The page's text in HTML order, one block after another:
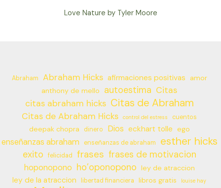
Love Nature by Tyler Moore
Abraham Abraham Hicks afirmaciones positivas
amor
anthony de mello
autoestima Citas
citas abraham hicks Citas de Abraham
Citas de Abraham Hicks control del estress cuentos
deepak chopra dinero Dios eckhart tolle ego
enseñanzas abraham enseñanzas de abraham esther hicks
exito felicidad frases frases de motivacion
hoponopono ho’oponopono ley de atraccion
ley de la atraccion libertad financiera libros gratis louise hay